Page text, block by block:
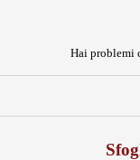
Hai problemi